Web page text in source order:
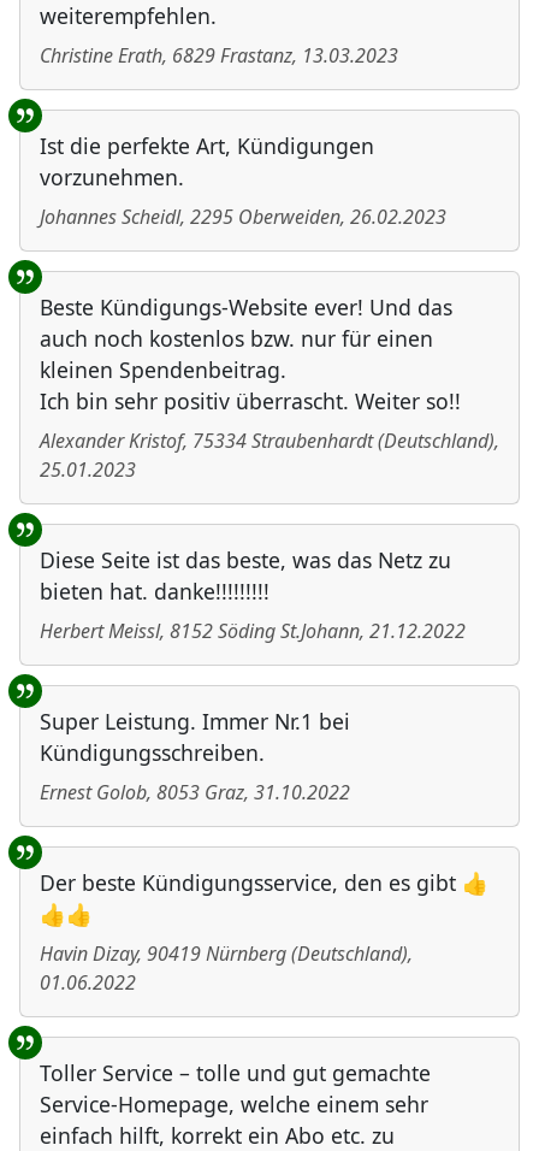
weiterempfehlen.
Christine Erath, 6829Frastanz, 13.03.2023
Ist die perfekte Art, Kündigungen
vorzunehmen.
Johannes Scheidl, 2295 Oberweiden, 26.02.2023
Beste Kündigungs-Website ever! Und das
auch noch kostenlos bzw. nur für einen
kleinen Spendenbeitrag.
Ich bin sehr positiv überrascht. Weiter so!!
Alexander Kristof, 75334Straubenhardt(Deutschland),
25.01.2023
Diese Seite ist das beste, was das Netz zu
bieten hat. danke!!!!!!!!!
Herbert Meissl, 8152Söding St.Johann, 21.12.2022
Super Leistung. Immer Nr.1 bei
Kündigungsschreiben.
Ernest Golob, 8053 Graz, 31.10.2022
Der beste Kündigungsservice, den es gibt 👍
👍👍
Havin Dizay, 90419Nürnberg(Deutschland),
01.06.2022
Toller Service – tolle und gut gemachte
Service-Homepage, welche einem sehr
einfach hilft, korrekt ein Abo etc. zu